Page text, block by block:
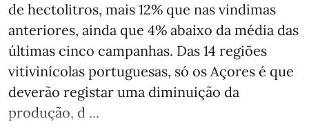
de hectolitros, mais 12% que nas vindimas
anteriores, ainda que 4% abaixo da média das
últimas cinco campanhas. Das 14 regiões
vitivinícolas portuguesas, só os Açores é que
deverão registar uma diminuição da
produção, d ...